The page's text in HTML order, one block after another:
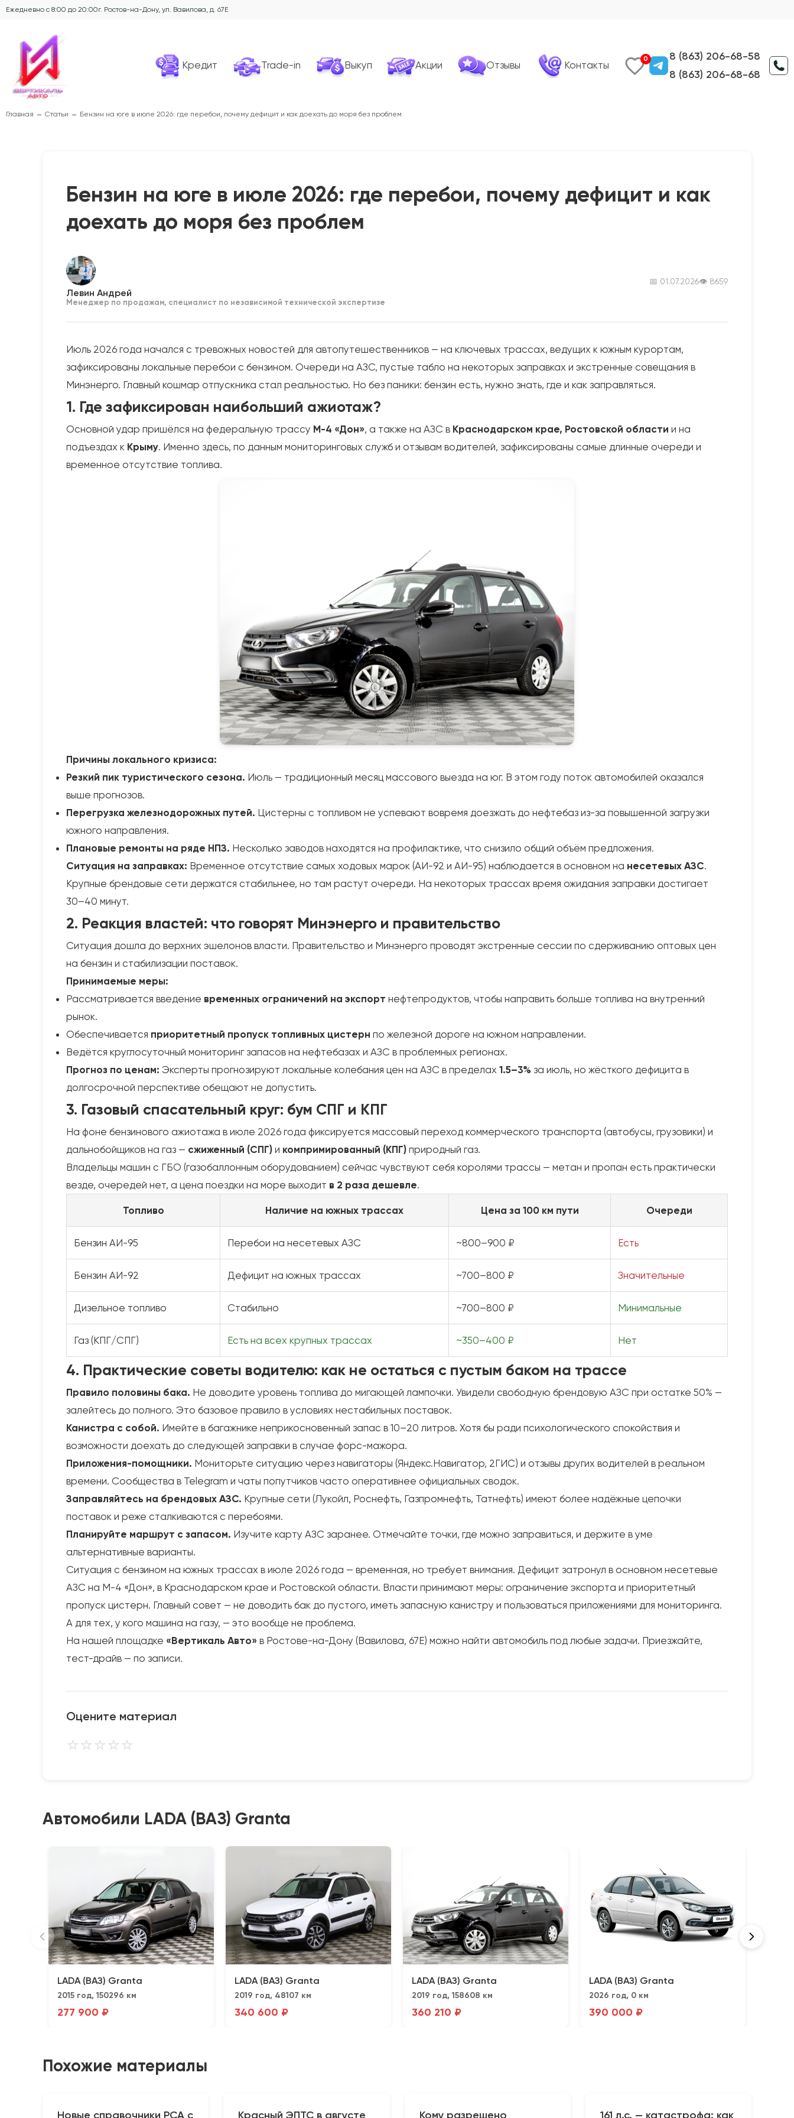
Ежедневно с 8:00 до 20:00г. Ростов-на-Дону, ул. Вавилова, д. 67Е
Кредит Trade-in Выкуп Акции Отзывы Контакты
0
8 (863) 206-68-58
8 (863) 206-68-68
Главная Статьи Бензин на юге в июле 2026: где перебои, почему дефицит и как доехать до моря без проблем
Бензин на юге в июле 2026: где перебои, почему дефицит и как
доехать до моря без проблем
Левин Андрей
Менеджер по продажам, специалист по независимой технической экспертизе
📅 01.07.2026👁 8659
Июль 2026 года начался с тревожных новостей для автопутешественников — на ключевых трассах, ведущих к южным курортам,
зафиксированы локальные перебои с бензином. Очереди на АЗС, пустые табло на некоторых заправках и экстренные совещания в
Минэнерго. Главный кошмар отпускника стал реальностью. Но без паники: бензин есть, нужно знать, где и как заправляться.
1. Где зафиксирован наибольший ажиотаж?
Основной удар пришёлся на федеральную трассу М-4 «Дон», а также на АЗС в Краснодарском крае, Ростовской области и на
подъездах к Крыму. Именно здесь, по данным мониторинговых служб и отзывам водителей, зафиксированы самые длинные очереди и
временное отсутствие топлива.
Причины локального кризиса:
Резкий пик туристического сезона. Июль — традиционный месяц массового выезда на юг. В этом году поток автомобилей оказался
выше прогнозов.
Перегрузка железнодорожных путей. Цистерны с топливом не успевают вовремя доезжать до нефтебаз из-за повышенной загрузки
южного направления.
Плановые ремонты на ряде НПЗ. Несколько заводов находятся на профилактике, что снизило общий объём предложения.
Ситуация на заправках: Временное отсутствие самых ходовых марок (АИ-92 и АИ-95) наблюдается в основном на несетевых АЗС.
Крупные брендовые сети держатся стабильнее, но там растут очереди. На некоторых трассах время ожидания заправки достигает
30–40 минут.
2. Реакция властей: что говорят Минэнерго и правительство
Ситуация дошла до верхних эшелонов власти. Правительство и Минэнерго проводят экстренные сессии по сдерживанию оптовых цен
на бензин и стабилизации поставок.
Принимаемые меры:
Рассматривается введение временных ограничений на экспорт нефтепродуктов, чтобы направить больше топлива на внутренний
рынок.
Обеспечивается приоритетный пропуск топливных цистерн по железной дороге на южном направлении.
Ведётся круглосуточный мониторинг запасов на нефтебазах и АЗС в проблемных регионах.
Прогноз по ценам: Эксперты прогнозируют локальные колебания цен на АЗС в пределах 1.5–3% за июль, но жёсткого дефицита в
долгосрочной перспективе обещают не допустить.
3. Газовый спасательный круг: бум СПГ и КПГ
На фоне бензинового ажиотажа в июле 2026 года фиксируется массовый переход коммерческого транспорта (автобусы, грузовики) и
дальнобойщиков на газ — сжиженный (СПГ) и компримированный (КПГ) природный газ.
Владельцы машин с ГБО (газобаллонным оборудованием) сейчас чувствуют себя королями трассы — метан и пропан есть практически
везде, очередей нет, а цена поездки на море выходит в 2 раза дешевле.
Топливо Наличие на южных трассах Цена за 100 км пути Очереди
Бензин АИ-95 Перебои на несетевых АЗС ~800–900 ₽ Есть
Бензин АИ-92 Дефицит на южных трассах ~700–800 ₽ Значительные
Дизельное топливо Стабильно ~700–800 ₽ Минимальные
Газ (КПГ/СПГ) Есть на всех крупных трассах ~350–400 ₽ Нет
4. Практические советы водителю: как не остаться с пустым баком на трассе
Правило половины бака. Не доводите уровень топлива до мигающей лампочки. Увидели свободную брендовую АЗС при остатке 50% —
залейтесь до полного. Это базовое правило в условиях нестабильных поставок.
Канистра с собой. Имейте в багажнике неприкосновенный запас в 10–20 литров. Хотя бы ради психологического спокойствия и
возможности доехать до следующей заправки в случае форс-мажора.
Приложения-помощники. Мониторьте ситуацию через навигаторы (Яндекс.Навигатор, 2ГИС) и отзывы других водителей в реальном
времени. Сообщества в Telegram и чаты попутчиков часто оперативнее официальных сводок.
Заправляйтесь на брендовых АЗС. Крупные сети (Лукойл, Роснефть, Газпромнефть, Татнефть) имеют более надёжные цепочки
поставок и реже сталкиваются с перебоями.
Планируйте маршрут с запасом. Изучите карту АЗС заранее. Отмечайте точки, где можно заправиться, и держите в уме
альтернативные варианты.
Ситуация с бензином на южных трассах в июле 2026 года — временная, но требует внимания. Дефицит затронул в основном несетевые
АЗС на М-4 «Дон», в Краснодарском крае и Ростовской области. Власти принимают меры: ограничение экспорта и приоритетный
пропуск цистерн. Главный совет — не доводить бак до пустого, иметь запасную канистру и пользоваться приложениями для мониторинга.
А для тех, у кого машина на газу, — это вообще не проблема.
На нашей площадке «Вертикаль Авто» в Ростове-на-Дону (Вавилова, 67Е) можно найти автомобиль под любые задачи. Приезжайте,
тест-драйв — по записи.
Оцените материал
⭐⭐⭐⭐⭐
Автомобили LADA (ВАЗ) Granta
LADA (ВАЗ) Granta
2015 год, 150296 км
277 900 ₽
LADA (ВАЗ) Granta
2019 год, 48107 км
340 600 ₽
LADA (ВАЗ) Granta
2019 год, 158608 км
360 210 ₽
LADA (ВАЗ) Granta
2026 год, 0 км
390 000 ₽
Похожие материалы
Новые справочники РСА с Красный ЭПТС в августе Кому разрешено 161 л.с. — катастрофа: как